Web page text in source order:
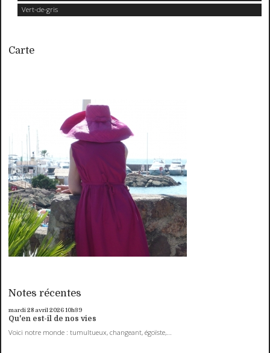
Vert-de-gris
Carte
Notes récentes
mardi 28 avril 202610h39
Qu'en est-il de nos vies
Voici notre monde : tumultueux, changeant, égoïste,...